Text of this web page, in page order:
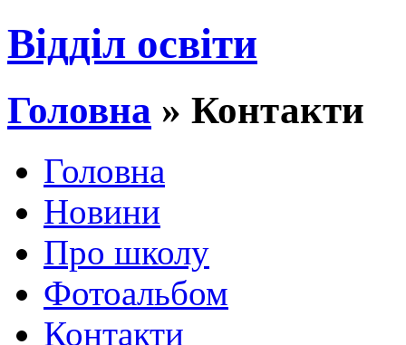
Відділ освіти
Головна » Контакти
Головна
Новини
Про школу
Фотоальбом
Контакти